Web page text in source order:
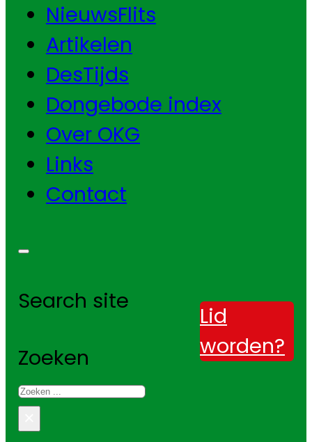
NieuwsFlits
Artikelen
DesTijds
Dongebode index
Over OKG
Links
Contact
Search site
Zoeken
Lid
worden?